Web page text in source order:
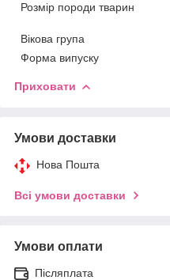
Розмір породи тварин
Вікова група
Форма випуску
Приховати
Умови доставки
Нова Пошта
Всі умови доставки
Умови оплати
Післяплата